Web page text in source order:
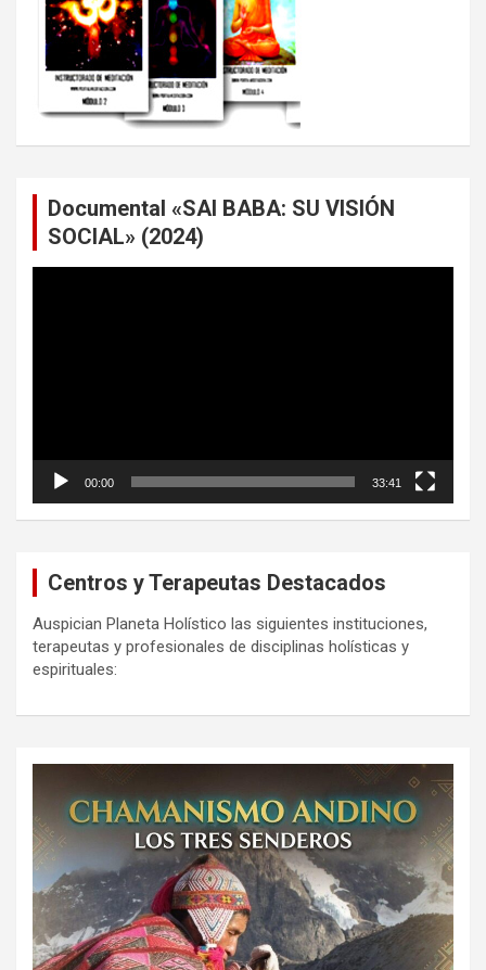
Documental «SAI BABA: SU VISIÓN
SOCIAL» (2024)
00:00 33:41
Centros y Terapeutas Destacados
Auspician Planeta Holístico las siguientes instituciones,
terapeutas y profesionales de disciplinas holísticas y
espirituales: